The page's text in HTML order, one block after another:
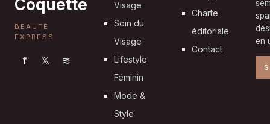
Coquette
BEAUTÉ
EXPRESS
f 𝕏 ≋
Visage
Soin du
Visage
Lifestyle
Féminin
Mode &
Style
Charte
éditoriale
Contact
en